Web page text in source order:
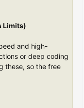
Limits)
and high-
or deep coding
these, so the free